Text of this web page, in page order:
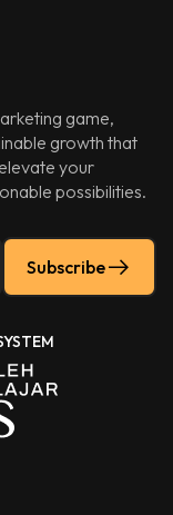
game,
growth that
your
possibilities.
Subscribe